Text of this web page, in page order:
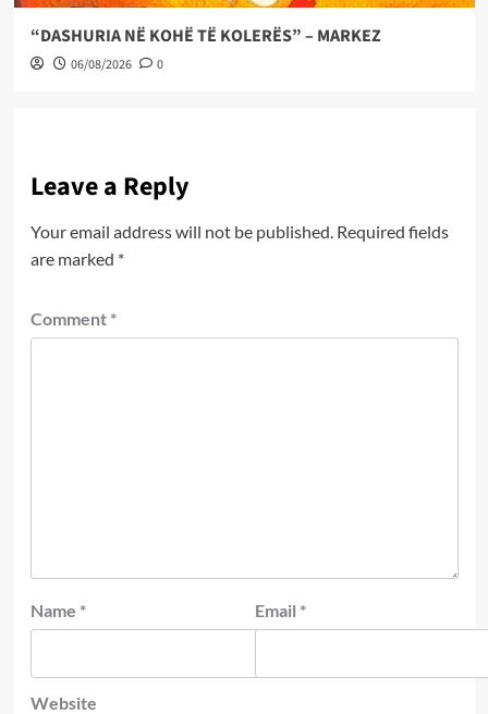
“DASHURIA NË KOHË TË KOLERËS” – MARKEZ
06/08/2026 0
Leave a Reply
Your email address will not be published. Required fields
are marked *
Comment *
Name * Email *
Website